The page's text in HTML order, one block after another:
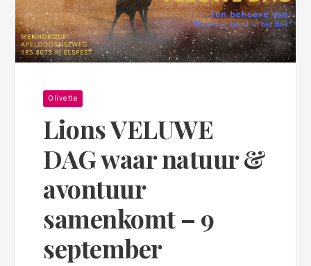
Olivette
Lions VELUWE
DAG waar natuur &
avontuur
samenkomt – 9
september